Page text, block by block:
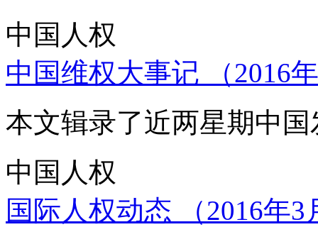
中国人权
中国维权大事记 （2016
本文辑录了近两星期中
中国人权
国际人权动态 （2016年